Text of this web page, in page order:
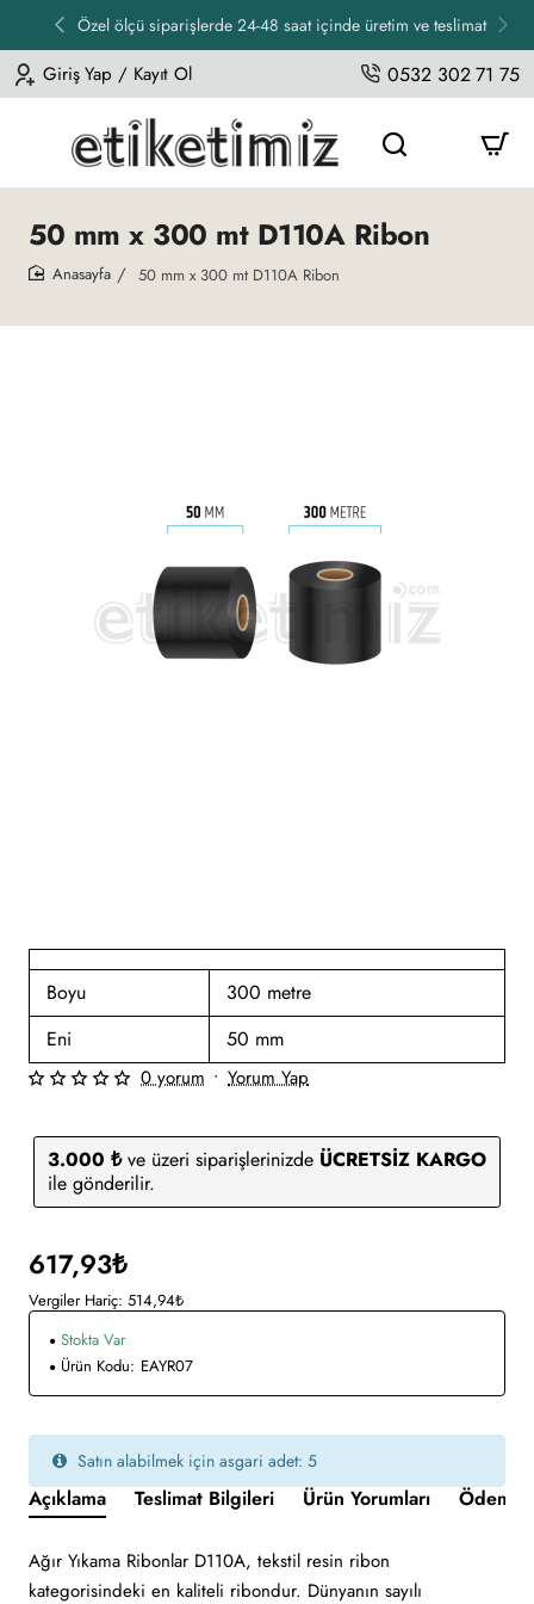
Özel ölçü siparişlerde 24-48 saat içinde üretim ve teslimat
Giriş Yap / Kayıt Ol 0532 302 71 75
50 mm x 300 mt D110A Ribon
50 mm x 300 mt D110A Ribon
Boyu
300 metre
Eni
50 mm
3.000 ₺ve üzeri siparişlerinizde ÜCRETSİZ KARGO
ile gönderilir.
0 yorum • Yorum Yap
617,93₺
Vergiler Hariç: 514,94₺
Stokta Var
Ürün Kodu: EAYR07
Satın alabilmek için asgari adet: 5
Açıklama Teslimat Bilgileri Ürün Yorumları Ödeme
Ağır Yıkama Ribonlar D110A, tekstil resin ribon
kategorisindeki en kaliteli ribondur. Dünyanın sayılı